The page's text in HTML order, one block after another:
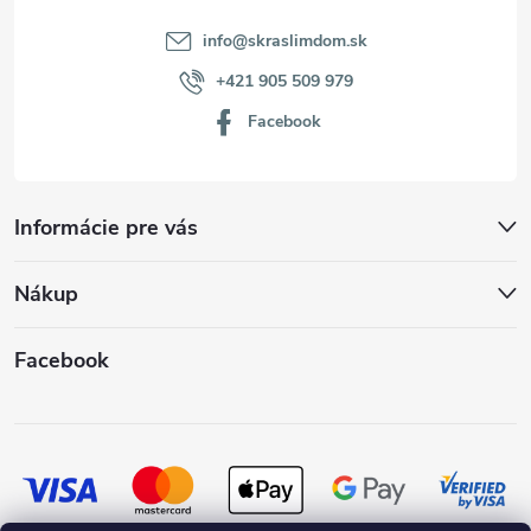
Informácie pre vás
Nákup
info@skraslimdom.sk
+421 905 509 979
Facebook
Facebook